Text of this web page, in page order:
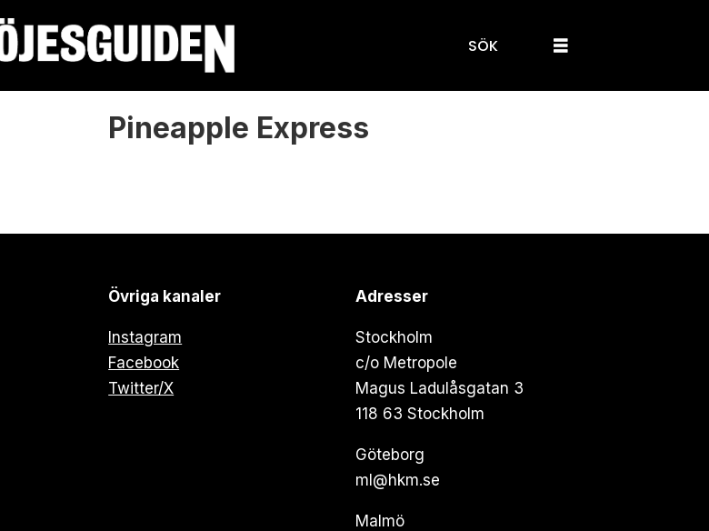
SÖK
Pineapple Express
Övriga kanaler
Instagram
Facebook
Twitter/X
Adresser
Stockholm
c/o Metropole
Magus Ladulåsgatan 3
118 63 Stockholm
Göteborg
ml@hkm.se
Malmö